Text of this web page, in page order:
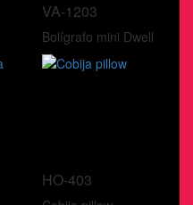
VA-1203
Bolígrafo mini Dwell
HO-403